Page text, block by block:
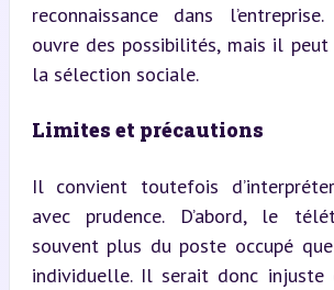
reconnaissance dans
ouvre des possibilités, mais il
la sélection sociale.
Limites et précautions
Il convient toutefois
avec prudence. D’abord, le
souvent plus du poste occupé
individuelle. Il serait donc injuste